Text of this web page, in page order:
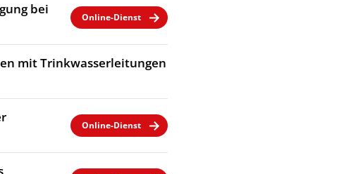
bei
Online-Dienst
mit Trinkwasserleitungen
Online-Dienst